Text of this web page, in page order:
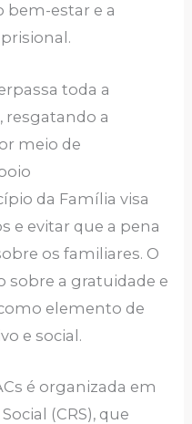
bem-estar e a
toda a
resgatando a
meio de
da Família visa
e evitar que a pena
os familiares. O
sobre a gratuidade e
elemento de
e social.
é organizada em
(CRS), que